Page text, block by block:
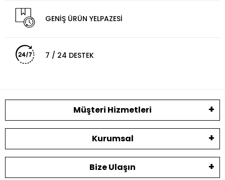
GENİŞ ÜRÜN YELPAZESİ
7 / 24 DESTEK
Müşteri Hizmetleri
Kurumsal
Bize Ulaşın